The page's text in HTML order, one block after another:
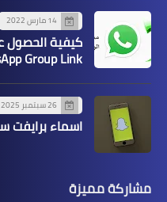
14 مارس 2022
كيفية الحصول
Group Link
26 سبتمبر 2025
اسماء برايفت
مشاركة مميزة